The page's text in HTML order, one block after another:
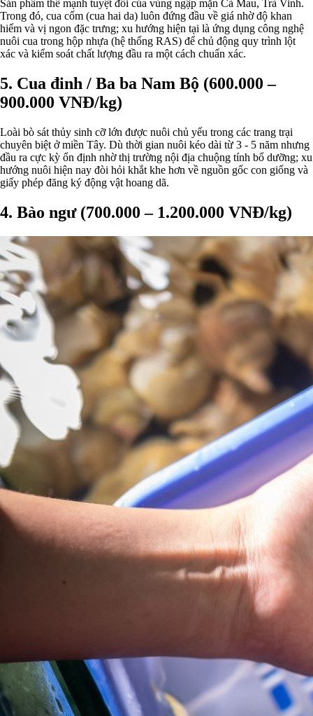
Sản phẩm thế mạnh tuyệt đối của vùng ngập mặn Cà Mau, Trà Vinh.
Trong đó, cua cốm (cua hai da) luôn đứng đầu về giá nhờ độ khan
hiếm và vị ngon đặc trưng; xu hướng hiện tại là ứng dụng công nghệ
nuôi cua trong hộp nhựa (hệ thống RAS) để chủ động quy trình lột
xác và kiểm soát chất lượng đầu ra một cách chuẩn xác.
5. Cua đinh / Ba ba Nam Bộ (600.000 –
900.000 VNĐ/kg)
Loài bò sát thủy sinh cỡ lớn được nuôi chủ yếu trong các trang trại
chuyên biệt ở miền Tây. Dù thời gian nuôi kéo dài từ 3 - 5 năm nhưng
đầu ra cực kỳ ổn định nhờ thị trường nội địa chuộng tính bổ dưỡng; xu
hướng nuôi hiện nay đòi hỏi khắt khe hơn về nguồn gốc con giống và
giấy phép đăng ký động vật hoang dã.
4. Bào ngư (700.000 – 1.200.000 VNĐ/kg)